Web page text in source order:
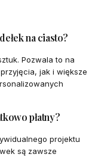
na ciasto?
Pozwala to na
jak i większe
płatny?
projektu
są zawsze